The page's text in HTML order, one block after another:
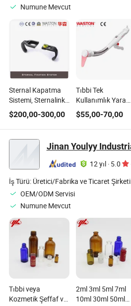
Numune Mevcut
Sternal Kapatma
Sistemi, Sternalink,
Itanium Alaşımı,
Ortopedik İmplant,
Travma, Cerrahi,
Tıbbi Alet Seti,
CE/ISO/FDA ile,
Büyük Parça
$200,00-300,00
Tıbbi Tek
Kullanımlık Yara
Boyutunu
Küçültme Cerrahi
Alet Cilt Lineer
Kesme Elektrikli III
Sıra Dairesel
Stapler
$55,00-70,00
Jinan Youlyy
12 yıl · 5.0
İş Türü: Üretici/Fabrika ve Ticaret Şirketi
OEM/ODM Servisi
Numune Mevcut
Tıbbi veya
Kozmetik Şeffaf ve
2ml 3ml 5ml 7ml
10ml 30ml 50ml